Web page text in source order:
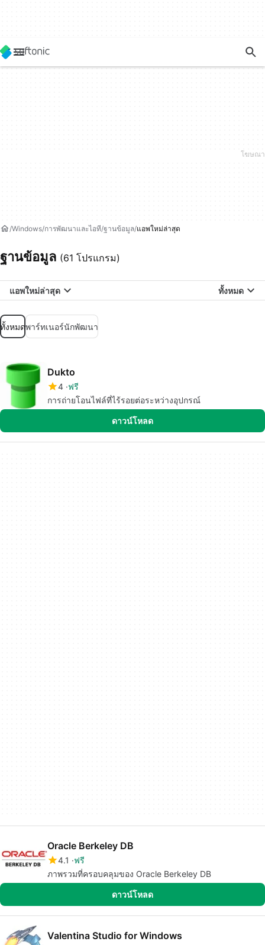
Windows การพัฒนาและไอที ฐานข้อมูล แอพใหม่ล่าสุด
ฐานข้อมูล (61 โปรแกรม)
แอพใหม่ล่าสุด ทั้งหมด
ทั้งหมดพาร์ทเนอร์นักพัฒนา
Dukto
4 ฟรี
การถ่ายโอนไฟล์ที่ไร้รอยต่อระหว่างอุปกรณ์
ดาวน์โหลด
Oracle Berkeley DB
4.1
ฟรี
ภาพรวมที่ครอบคลุมของ Oracle Berkeley DB
ดาวน์โหลด
Valentina Studio for Windows